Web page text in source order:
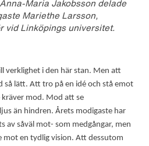
Maria Jakobsson delade
Mariethe Larsson,
vid Linköpings universitet.
verklighet i den här stan. Men att
så lätt. Att tro på en idé och stå emot
mod. Mod att se
än hindren. Årets modigaste har
av såväl mot- som medgångar, men
mot en tydlig vision. Att dessutom